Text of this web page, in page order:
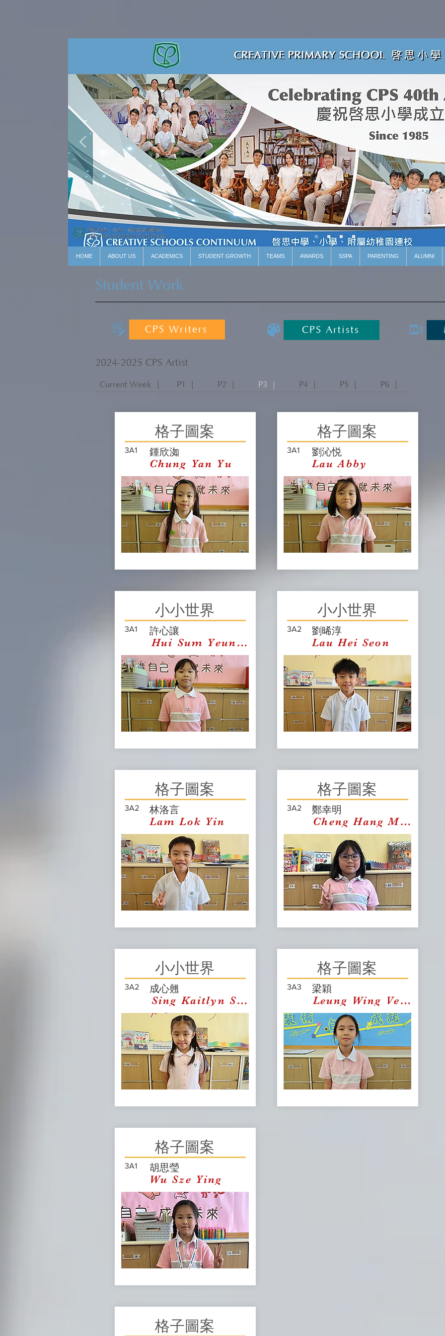
HOME ABOUT US ACADEMICS STUDENT GROWTH TEAMS AWARDS SSPA PARENTING ALUMNI
Student Work
CPS Writers CPS Artists
2024-2025 CPS Artist
Current Week ｜ P1 ｜ P2 ｜ P3 ｜ P4 ｜ P5 ｜ P6 ｜
格子圖案
3A1 鍾欣洳
Chung Yan Yu
小小世界
3A1 許心讓
Hui Sum Yeung Audrey
格子圖案
3A2 林洛言
Lam Lok Yin
小小世界
3A2 成心翹
Sing Kaitlyn Sum Kiu
格子圖案
3A1 劉沁悦
Lau Abby
小小世界
3A2 劉晞淳
Lau Hei Seon
格子圖案
3A2 鄭幸明
Cheng Hang Ming
格子圖案
3A3 梁穎
Leung Wing Venus
格子圖案
3A1 胡思瑩
Wu Sze Ying
格子圖案